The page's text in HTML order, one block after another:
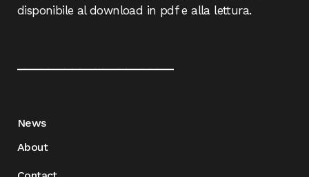
disponibile al download in pdf e alla lettura.
News
About